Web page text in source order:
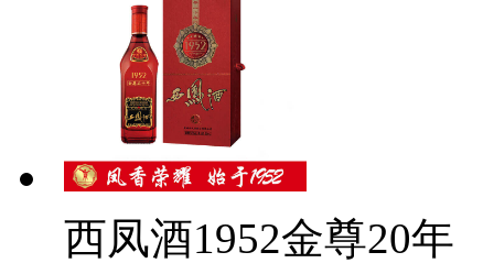
西凤酒1952金尊20年